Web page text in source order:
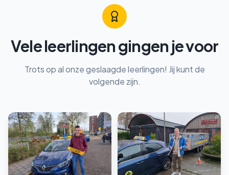
Vele leerlingen gingen je voor
Trots op al onze geslaagde leerlingen! Jij kunt de
volgende zijn.